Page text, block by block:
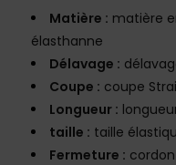
Matière : matière
élasthanne
Délavage :
Coupe : coupe
Longueur :
taille : taille
Fermeture :